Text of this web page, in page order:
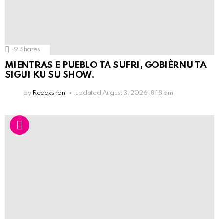
19 Shares
MIENTRAS E PUEBLO TA SUFRI, GOBIÈRNU TA
SIGUI KU SU SHOW.
by Redakshon updated August 3, 2026, 8:18 pm